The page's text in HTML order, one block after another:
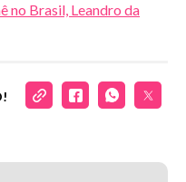
no Brasil, Leandro da